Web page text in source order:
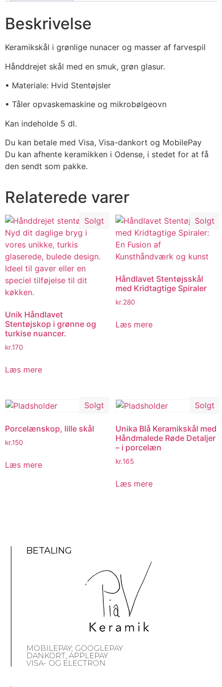
Beskrivelse
Keramikskål i grønlige nunacer og masser af farvespil
Hånddrejet skål med en smuk, grøn glasur.
• Materiale: Hvid Stentøjsler
• Tåler opvaskemaskine og mikrobølgeovn
Kan indeholde 5 dl.
Du kan betale med Visa, Visa-dankort og MobilePay
Du kan afhente keramikken i Odense, i stedet for at få
den sendt som pakke.
Relaterede varer
Solgt
Unik Håndlavet
Stentøjskop i grønne og
turkise nuancer.
kr.170
Læs mere
Solgt
Håndlavet Stentøjsskål
med Kridtagtige Spiraler
kr.280
Læs mere
Solgt
Porcelænskop, lille skål
kr.150
Læs mere
Solgt
Unika Blå Keramikskål med
Håndmalede Røde Detaljer
– i porcelæn
kr.165
Læs mere
BETALING
MOBILEPAY; GOOGLEPAY
DANKORT, APPLEPAY
VISA- OG ELECTRON